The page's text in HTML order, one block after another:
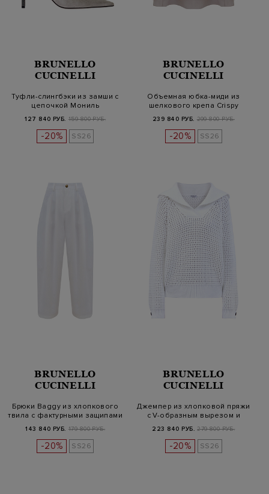
BRUNELLO
CUCINELLI
Туфли-слингбэки из замши с
цепочкой Мониль
127 840 РУБ. 159 800 РУБ.
-20% SS26
BRUNELLO
CUCINELLI
Объемная юбка-миди из
шелкового крепа Crispy
239 840 РУБ. 299 800 РУБ.
-20% SS26
BRUNELLO
CUCINELLI
Брюки Baggy из хлопкового
твила с фактурными защипами
143 840 РУБ. 179 800 РУБ.
-20% SS26
BRUNELLO
CUCINELLI
Джемпер из хлопковой пряжи
с V-образным вырезом и
223 840 РУБ. 279 800 РУБ.
-20% SS26